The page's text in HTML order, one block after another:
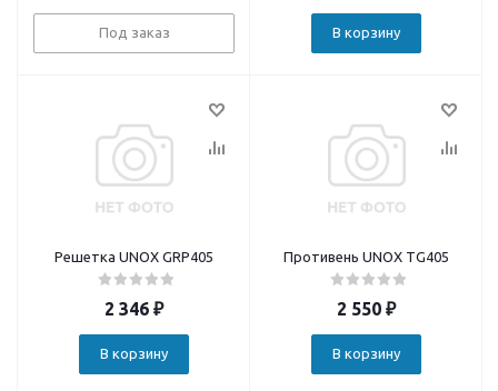
Под заказ В корзину
Решетка UNOX GRP405
2 346 ₽
В корзину
Противень UNOX TG405
2 550 ₽
В корзину